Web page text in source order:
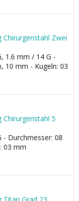
Chirurgenstahl Zwei
1.6 mm / 14 G -
10 mm - Kugeln: 03
Chirurgenstahl 5
- Durchmesser: 08
03 mm